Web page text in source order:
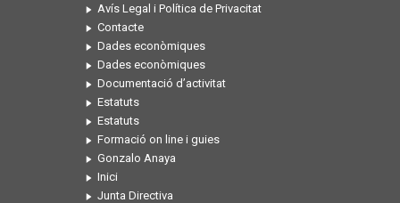
Avís Legal i Política de Privacitat
Contacte
Dades econòmiques
Dades econòmiques
Documentació d’activitat
Estatuts
Estatuts
Formació on line i guies
Gonzalo Anaya
Inici
Junta Directiva